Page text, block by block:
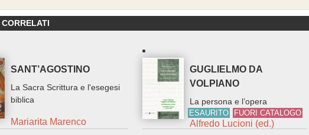
SANT’AGOSTINO
La Sacra Scrittura e l'esegesi
biblica
Mariarita Marenco
GUGLIELMO DA
VOLPIANO
La persona e l’opera
Alfredo Lucioni (ed.)
ESAURITO FUORI CATALOGO